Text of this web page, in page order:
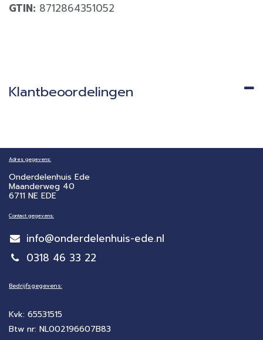
GTIN: 8712864351052
Klantbeoordelingen
Adres gegevens:
Onderdelenhuis Ede
Maanderweg 40
6711 NE EDE
Contact gegevens:
info@onderdelenhuis-ede.nl
0318 46 33 22
Bedrijfsgegevens:
Kvk: 65531515
Btw nr: NL002196607B83